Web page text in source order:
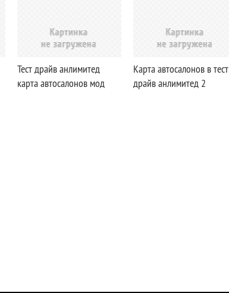
Тест драйв анлимитед
карта автосалонов мод
Карта автосалонов в тест
драйв анлимитед 2